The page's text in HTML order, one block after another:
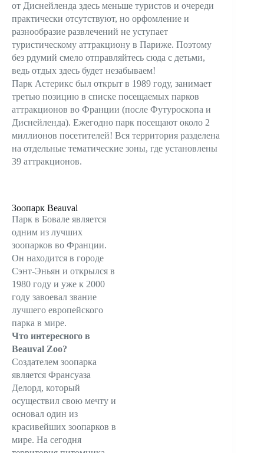
от Диснейленда здесь меньше туристов и очереди
практически отсутствуют, но орфомление и
разнообразие развлечений не уступает
туристическому аттракциону в Париже. Поэтому
без рдумий смело отправляйтесь сюда с детьми,
ведь отдых здесь будет незабываем!
Парк Астерикс был открыт в 1989 году, занимает
третью позицию в списке посещаемых парков
аттракционов во Франции (после Футуроскопа и
Диснейленда). Ежегодно парк посещают около 2
миллионов посетителей! Вся территория разделена
на отдельные тематические зоны, где установлены
39 аттракционов.
Зоопарк Beauval
Парк в Бовале является
одним из лучших
зоопарков во Франции.
Он находится в городе
Сэнт-Эньян и открылся в
1980 году и уже к 2000
году завоевал звание
лучшего европейского
парка в мире.
Что интересного в
Beauval Zoo?
Создателем зоопарка
является Франсуаза
Делорд, который
осуществил свою мечту и
основал один из
красивейших зоопарков в
мире. На сегодня